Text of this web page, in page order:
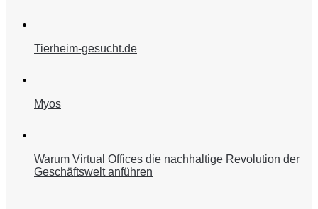
Tierheim-gesucht.de
Myos
Warum Virtual Offices die nachhaltige Revolution der
Geschäftswelt anführen